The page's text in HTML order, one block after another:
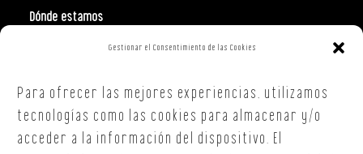
Gestionar el Consentimiento de las Cookies
Para ofrecer las mejores experiencias, utilizamos
tecnologías como las cookies para almacenar y/o
acceder a la información del dispositivo. El
Dónde estamos
Polign. Ind. Costa Vella
15707, Santiago de Compostela
A Coruña
T. +34 654 30 90 36